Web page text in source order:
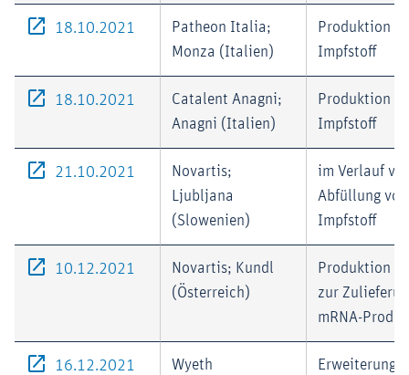
18.10.2021 Externer-Link (Öffnet im neuen Fenster)
Patheon Italia;
Monza (Italien)
Produktion
Impfstoff
18.10.2021 Externer-Link (Öffnet im neuen Fenster)
Catalent Anagni;
Anagni (Italien)
Produktion
Impfstoff
21.10.2021 Externer-Link (Öffnet im neuen Fenster)
Novartis;
Ljubljana
(Slowenien)
im Verlauf
Abfüllung
Impfstoff
10.12.2021 Externer-Link (Öffnet im neuen Fenster)
Novartis; Kundl
(Österreich)
Produktion
zur
mRNA-
16.12.2021 Externer-Link (Öffnet im neuen Fenster)
Wyeth
Erweiterung